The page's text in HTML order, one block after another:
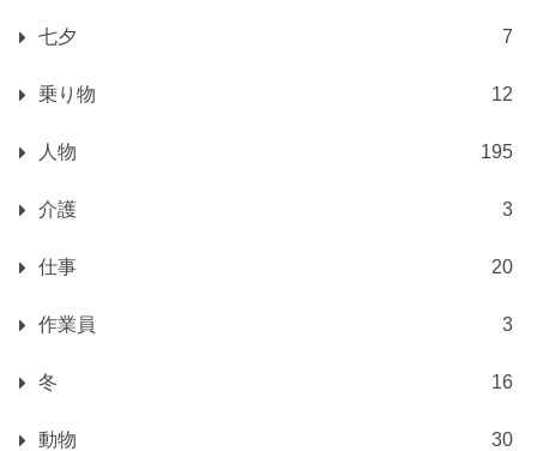
七夕 7
乗り物 12
人物 195
介護 3
仕事 20
作業員 3
冬 16
動物 30